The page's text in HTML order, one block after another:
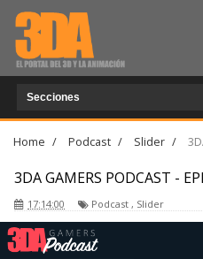
Home / Podcast / Slider /
3DA GAMERS PODCAST -
17:14:00 Podcast , Slider